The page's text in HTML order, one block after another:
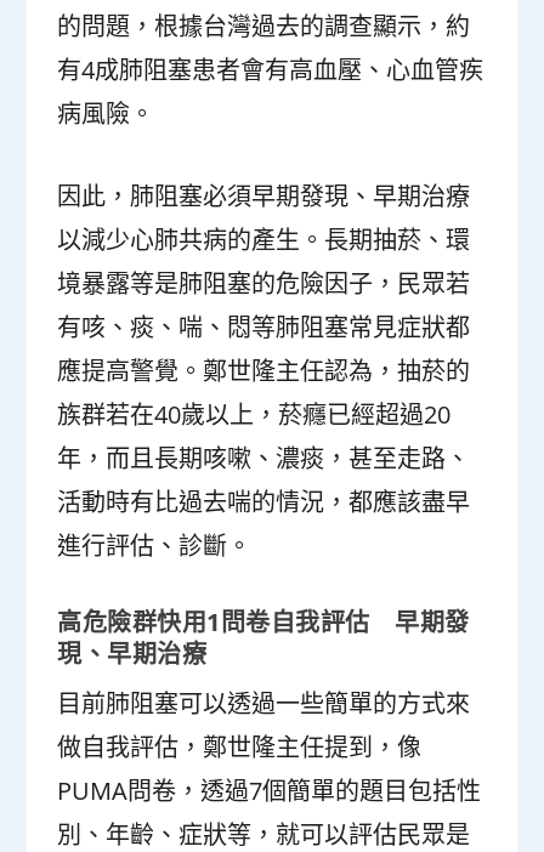
的問題，根據台灣過去的調查顯示，約
有4成肺阻塞患者會有高血壓、心血管疾
病風險。
因此，肺阻塞必須早期發現、早期治療
以減少心肺共病的產生。長期抽菸、環
境暴露等是肺阻塞的危險因子，民眾若
有咳、痰、喘、悶等肺阻塞常見症狀都
應提高警覺。鄭世隆主任認為，抽菸的
族群若在40歲以上，菸癮已經超過20
年，而且長期咳嗽、濃痰，甚至走路、
活動時有比過去喘的情況，都應該盡早
進行評估、診斷。
高危險群快用1問卷自我評估 早期發
現、早期治療
目前肺阻塞可以透過一些簡單的方式來
做自我評估，鄭世隆主任提到，像
PUMA問卷，透過7個簡單的題目包括性
別、年齡、症狀等，就可以評估民眾是